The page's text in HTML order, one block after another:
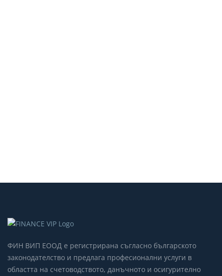
ФИН ВИП ЕООД е регистрирана съгласно българското
законодателство и предлага професионални услуги в
областта на счетоводството, данъчното и осигурително